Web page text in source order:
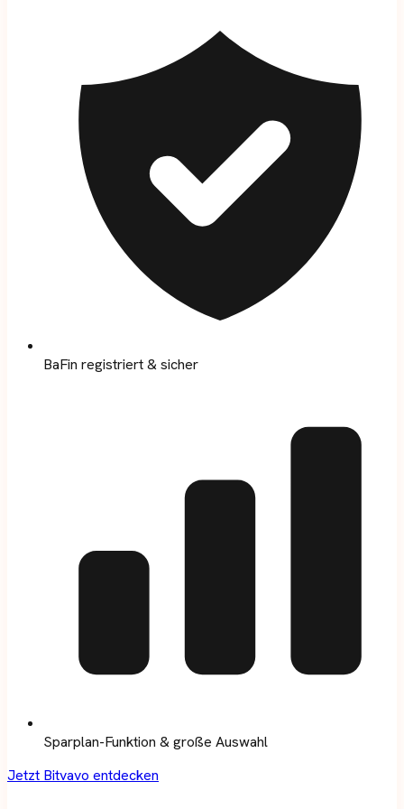
BaFin registriert & sicher
Sparplan-Funktion & große Auswahl
Jetzt Bitvavo entdecken